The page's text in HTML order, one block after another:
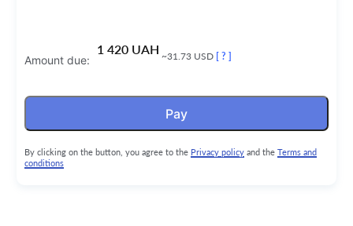
Amount due:
1 420 UAH ~31.73 USD [ ? ]
Pay
By clicking on the button, you agree to the Privacy policyand the Terms and
conditions